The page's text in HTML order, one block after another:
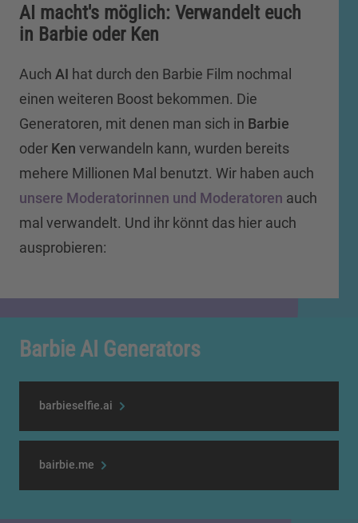
AI macht's möglich: Verwandelt euch
in Barbie oder Ken
Auch AI hat durch den Barbie Film nochmal
einen weiteren Boost bekommen. Die
Generatoren, mit denen man sich in Barbie
oder Ken verwandeln kann, wurden bereits
mehere Millionen Mal benutzt. Wir haben auch
unsere Moderatorinnen und Moderatoren auch
mal verwandelt. Und ihr könnt das hier auch
ausprobieren:
Barbie AI Generators
barbieselfie.ai
bairbie.me